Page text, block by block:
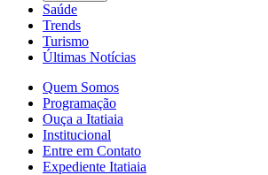
Saúde
Trends
Turismo
Últimas Notícias
Quem Somos
Programação
Ouça a Itatiaia
Institucional
Entre em Contato
Expediente Itatiaia